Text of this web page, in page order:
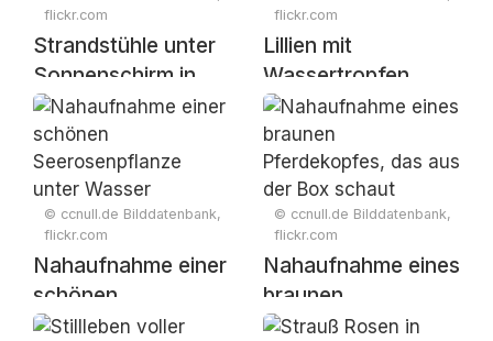
flickr.com
Strandstühle unter
Sonnenschirm in
ruhiger
Dünenlandschaft
flickr.com
Lillien mit
Wassertropfen
© ccnull.de Bilddatenbank,
flickr.com
Nahaufnahme einer
schönen
Seerosenpflanze
© ccnull.de Bilddatenbank,
flickr.com
Nahaufnahme eines
braunen
Pferdekopfes, das